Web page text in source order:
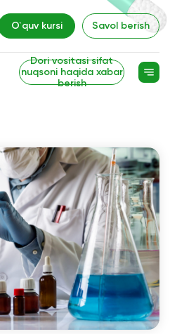
O`quv kursi Savol berish
Dori vositasi sifat
nuqsoni haqida xabar
berish